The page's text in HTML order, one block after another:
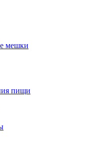
мешки
пищи